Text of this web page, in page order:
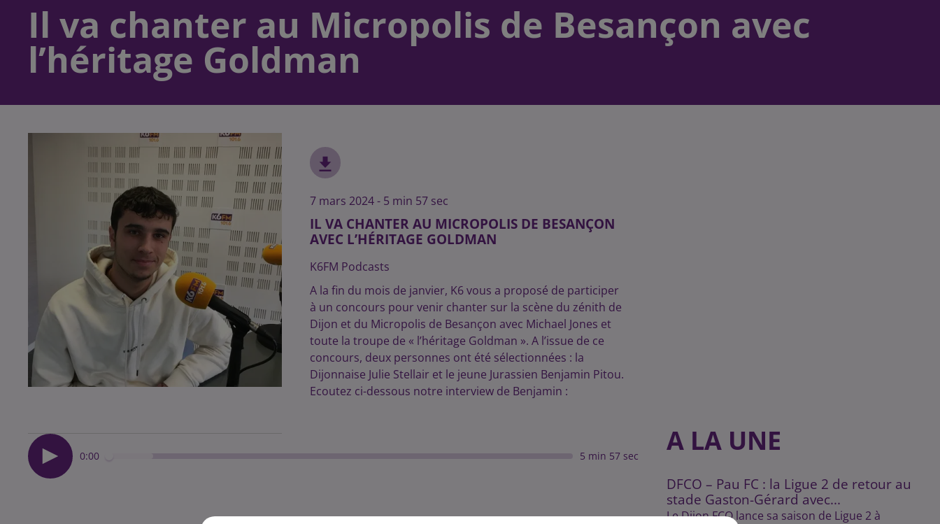
Il va chanter au Micropolis de Besançon avec
l’héritage Goldman
7 mars 2024 - 5 min 57 sec
IL VA CHANTER AU MICROPOLIS DE BESANÇON
AVEC L’HÉRITAGE GOLDMAN
K6FM Podcasts
A la fin du mois de janvier, K6 vous a proposé de participer
à un concours pour venir chanter sur la scène du zénith de
Dijon et du Micropolis de Besançon avec Michael Jones et
toute la troupe de « l’héritage Goldman ». A l’issue de ce
concours, deux personnes ont été sélectionnées : la
Dijonnaise Julie Stellair et le jeune Jurassien Benjamin Pitou.
Ecoutez ci-dessous notre interview de Benjamin :
0:00 5 min 57 sec A LA UNE
DFCO – Pau FC : la Ligue 2 de retour au
stade Gaston-Gérard avec...
Le Dijon FCO lance sa saison de Ligue 2 à